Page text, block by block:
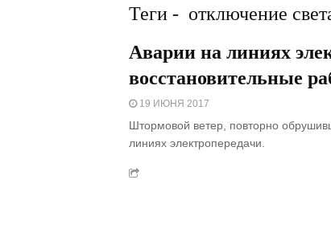
Теги - отключение
Аварии на линиях
восстановительные
19 ИЮНЯ 2017
Штормовой ветер, повторно
линиях электропередачи.